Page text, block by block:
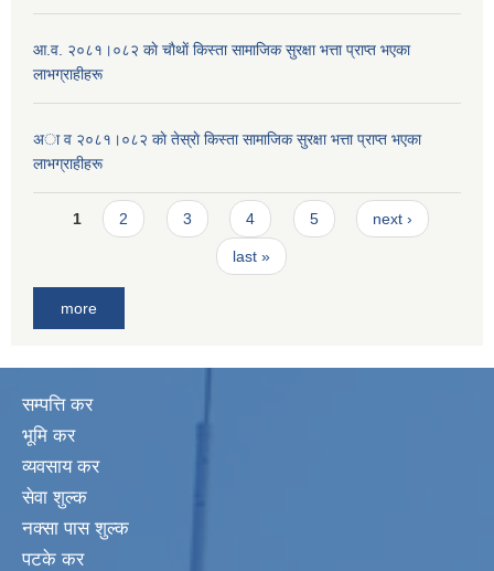
आ.व. २०८१।०८२ काे चाैथाें किस्ता सामाजिक सुरक्षा भत्ता प्राप्त भएका
लाभग्राहीहरू
अा व २०८१।०८२ काे तेस्राे किस्ता सामाजिक सुरक्षा भत्ता प्राप्त भएका
लाभग्राहीहरू
Pages
1 2 3 4 5 next ›
last »
more
सम्पत्ति कर
भूमि कर
व्यवसाय कर
सेवा शुल्क
नक्सा पास शुल्क
पटके कर